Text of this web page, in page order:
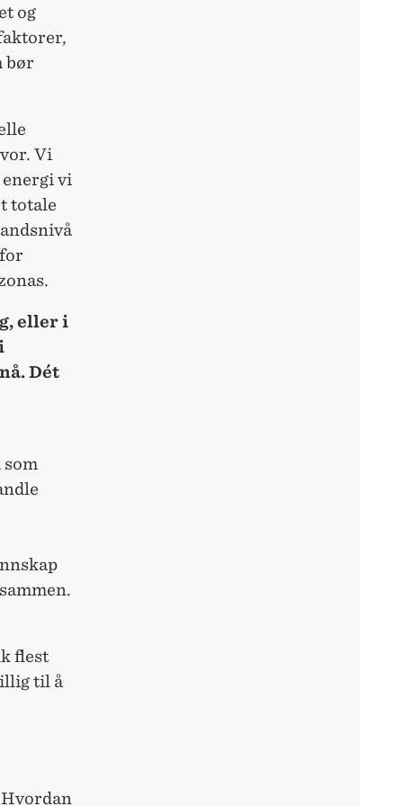
og
bør
Vi
vi
totale
eller i
Dét
flest
til å